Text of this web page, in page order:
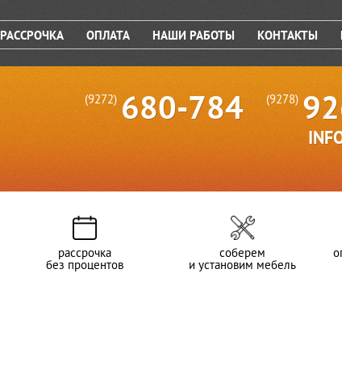
РАССРОЧКА ОПЛАТА НАШИ РАБОТЫ КОНТАКТЫ
(9272) 680-784 (9278)
рассрочка
без процентов
соберем
и установим мебель